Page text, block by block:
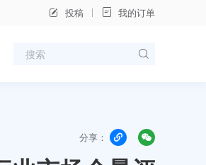
投稿 我的订单
分享：